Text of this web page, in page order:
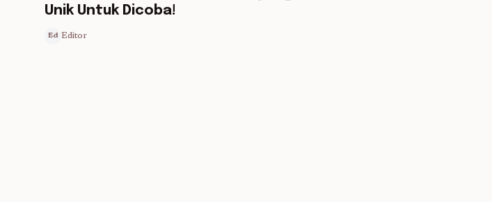
Unik Untuk Dicoba!
Ed Editor